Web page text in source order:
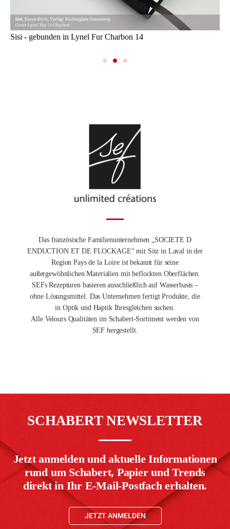
Sisi - gebunden in Lynel Fur Charbon 14
Das französische Familienunternehmen „SOCIETE D
ENDUCTION ET DE FLOCKAGE“ mit Sitz in Laval in der
Region Pays de la Loire ist bekannt für seine
außergewöhnlichen Materialien mit beflockten Oberflächen.
SEFs Rezepturen basieren ausschließlich auf Wasserbasis –
ohne Lösungsmittel. Das Unternehmen fertigt Produkte, die
in Optik und Haptik Ihresgleichen suchen.
Alle Velours Qualitäten im Schabert-Sortiment werden von
SEF hergestellt.
SCHABERT NEWSLETTER
Jetzt anmelden und aktuelle Informationen
rund um Schabert, Papier und Trends
direkt in Ihr E-Mail-Postfach erhalten.
JETZT ANMELDEN